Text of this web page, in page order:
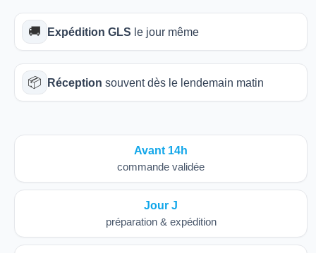
🚚 Expédition GLS le jour même
📦 Réception souvent dès le lendemain matin
Avant 14h
commande validée
Jour J
préparation & expédition